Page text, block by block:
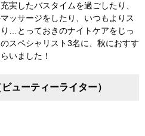
実したバスタイムを過ごしたり、
ッサージをしたり、いつもよりス
…とっておきのナイトケアをじっ
スペシャリスト3名に、秋におすす
いました！
ューティーライター）